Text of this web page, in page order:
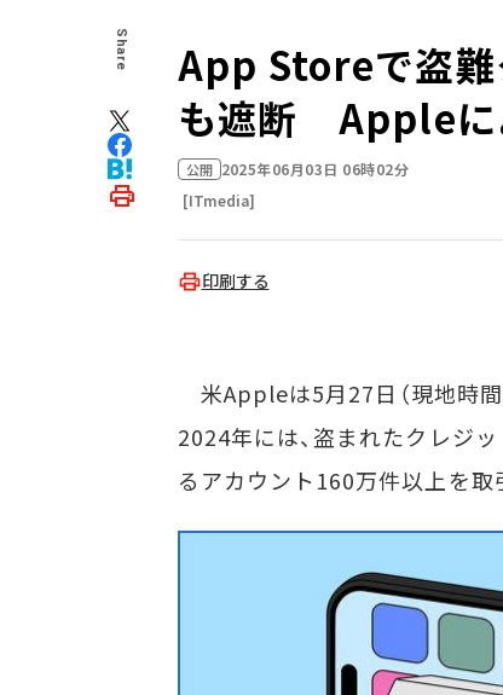
Share
App Storeで盗難
も遮断 Appleに
公開 2025年06月03日 06時02分
[ITmedia]
印刷する
米Appleは5月27日（現地時
2024年には、盗まれたクレジ
るアカウント160万件以上を取